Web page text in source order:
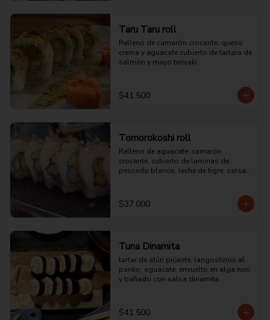
Taru Taru roll
Relleno de camarón crocante, queso
crema y aguacate cubierto de tartara de
salmón y mayo teriyaki
$41.500
Tomorokoshi roll
Relleno de aguacate ,camarón
crocante, cubierto de laminas de
pescado blanco, leche de tigre, salsa
$37.000
Tuna Dinamita
tartar de atún picante, langostinos al
panko, aguacate, envuelto en alga nori
y bañado con salsa dinamita.
$41.500